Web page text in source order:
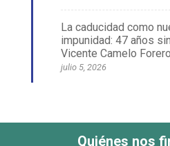
La caducidad como
impunidad: 47 años
Vicente Camelo Forero
julio 5, 2026
Quiénes nos